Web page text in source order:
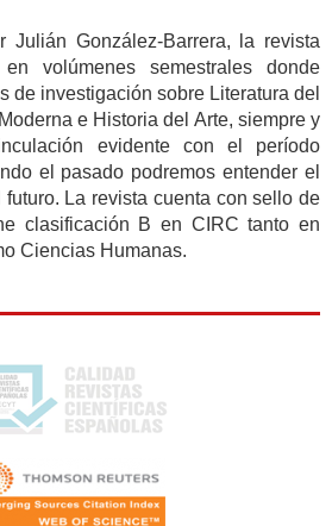
Julián González-Barrera, la revista
volúmenes semestrales donde
de investigación sobre Literatura del
e Historia del Arte, siempre y
evidente con el período
el pasado podremos entender el
La revista cuenta con sello de
clasificación B en CIRC tanto en
Ciencias Humanas.